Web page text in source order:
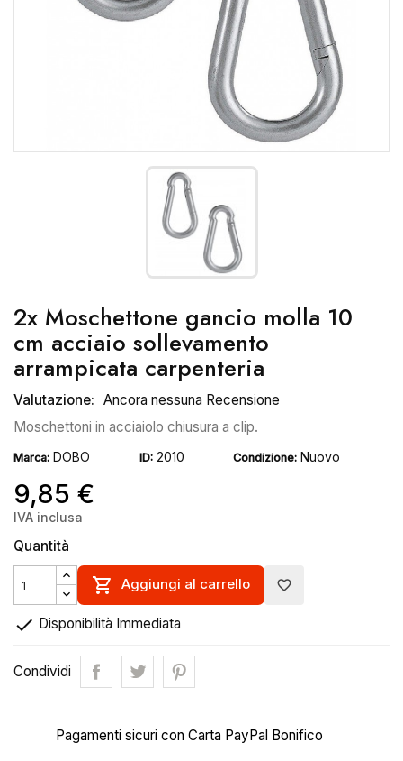
2x Moschettone gancio molla 10
cm acciaio sollevamento
arrampicata carpenteria
Valutazione: Ancora nessuna Recensione
Moschettoni in acciaiolo chiusura a clip.
Marca: DOBO ID: 2010 Condizione: Nuovo
9,85 €
IVA inclusa
Quantità
 Aggiungi al carrello favorite_border
 Disponibilità Immediata
Condividi
Pagamenti sicuri con Carta PayPal Bonifico